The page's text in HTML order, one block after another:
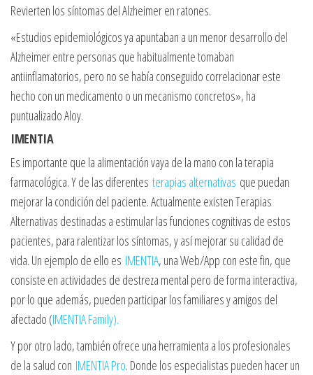
Revierten los síntomas del Alzheimer en ratones.
«Estudios epidemiológicos ya apuntaban a un menor desarrollo del
Alzheimer entre personas que habitualmente tomaban
antiinflamatorios, pero no se había conseguido correlacionar este
hecho con un medicamento o un mecanismo concretos», ha
puntualizado Aloy.
IMENTIA
Es importante que la alimentación vaya de la mano con la terapia
farmacológica. Y de las diferentes terapias alternativas que puedan
mejorar la condición del paciente. Actualmente existen Terapias
Alternativas destinadas a estimular las funciones cognitivas de estos
pacientes, para ralentizar los síntomas, y así mejorar su calidad de
vida. Un ejemplo de ello es IMENTIA, una Web/App con este fin, que
consiste en actividades de destreza mental pero de forma interactiva,
por lo que además, pueden participar los familiares y amigos del
afectado (IMENTIA Family).
Y por otro lado, también ofrece una herramienta a los profesionales
de la salud con IMENTIA Pro. Donde los especialistas pueden hacer un